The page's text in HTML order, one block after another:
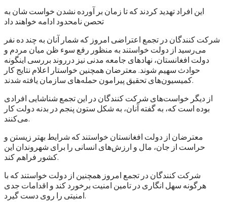
این افراد تهدید کردند که تا زمان بر آورده نشدن خواست شان به
تحصن نامحدود ادامه خواهند داد
شرکت کنندگان در تجمع اعتراضی امروز که شمار آنان به چند ده نفر
می‌رسید از دولت خواستند به منظور رفع سوء ظن میان مردم و
دولت افغانستان، نهادهای جامعه مدنی نیز درروند بررسی اینگونه
حوادث سهیم شوند. معترضان همچنین خواستار اعلام نتایج کار
کمیسیون‌های تحقیق پیرامون حمله‌های سازمان یافته شدند.
از دیگر خواست‌های شرکت کنندگان در این تجمع شناشایی افرادی
بوده است که، به گفته آنان، به شکل ستون پنجم در بدنه دولت کار
می‌کنند.
معترضان از دولت افغانستان خواستند که شرایط بهتر زیستن و
حراست از جان، مال و ارزش‌های انسانی را برای شهروندان این
کشور فراهم کند.
شرکت کنندگان در تجمع امروز همچنین از دولت خواستند که با
هرگونه سهل انگاری در تامین امنیت برخورد کند و اقدامات جدی
امنیتی را روی دست گیرد.